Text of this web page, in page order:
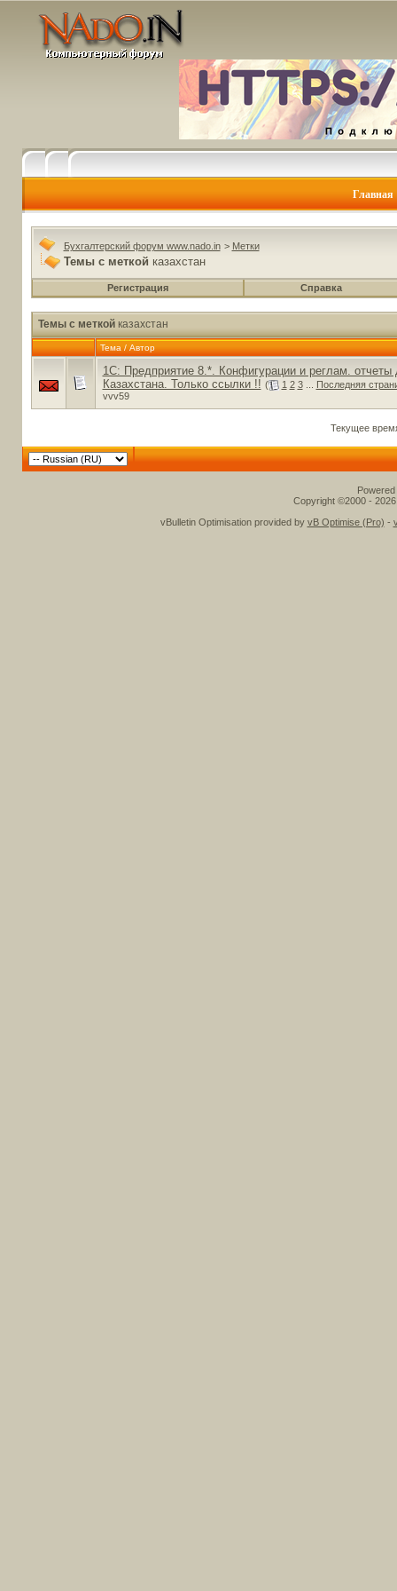
Главная
Бухгалтерский форум www.nado.in > Метки
Темы с меткой казахстан
Регистрация Справка
Темы с меткой казахстан
Тема / Автор
1С: Предприятие 8.*. Конфигурации и реглам. отчеты
Казахстана. Только ссылки !! ( 1 2 3...
Последняя
vvv59
Текущее
Copyright ©2000 -
vBulletin Optimisation provided by vB Optimise (Pro) -